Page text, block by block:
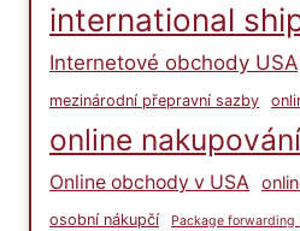
international
Internetové obchody USA
mezinárodní přepravní sazby
online nakupování
Online obchody v USA
osobní nákupčí Package forwarding